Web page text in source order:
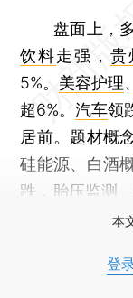
盘面上，多
饮料走强， 贵
5%。 美容护理
超6%。汽车领
居前。题材概
硅能源、白酒
跌，胎压监测
本
登